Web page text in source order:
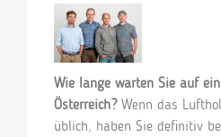
Wie lange warten Sie auf
Österreich? Wenn das
üblich, haben Sie definitiv